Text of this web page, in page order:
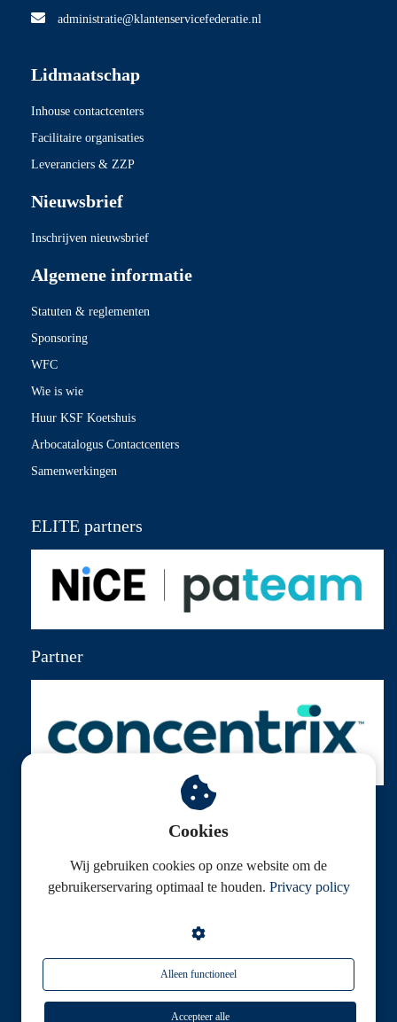
administratie@klantenservicefederatie.nl
Lidmaatschap
Inhouse contactcenters
Facilitaire organisaties
Leveranciers & ZZP
Nieuwsbrief
Inschrijven nieuwsbrief
Algemene informatie
Statuten & reglementen
Sponsoring
WFC
Wie is wie
Huur KSF Koetshuis
Arbocatalogus Contactcenters
Samenwerkingen
ELITE partners
Partner
© Klantenservice Federatie
Cookies
Wij gebruiken cookies op onze website om de
gebruikerservaring optimaal te houden. Privacy policy
Alleen functioneel
Accepteer alle